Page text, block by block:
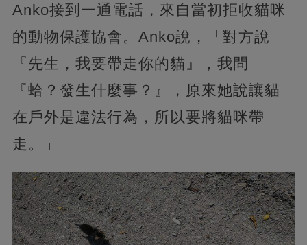
Anko接到一通電話，來自當初拒收貓咪
的動物保護協會。Anko說，「對方說
『先生，我要帶走你的貓』，我問
『蛤？發生什麼事？』，原來她說讓貓
在戶外是違法行為，所以要將貓咪帶
走。」